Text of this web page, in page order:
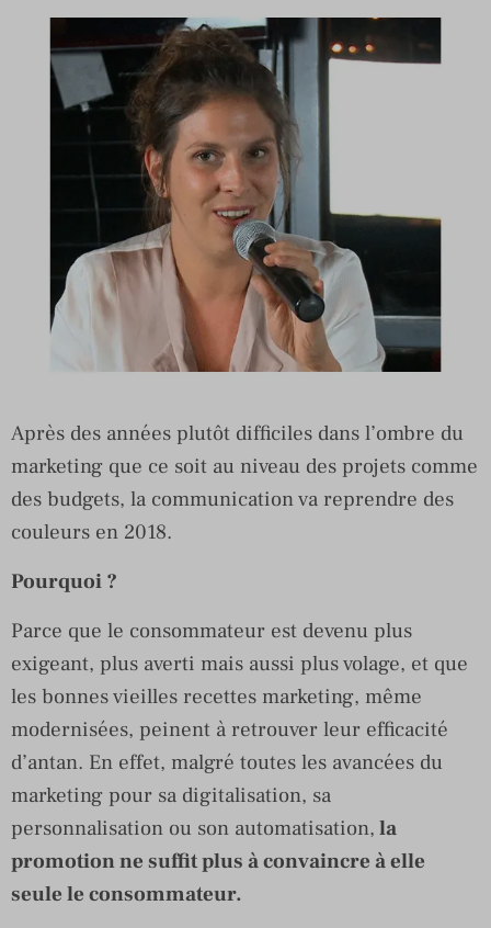
Après des années plutôt difficiles dans l’ombre du
marketing que ce soit au niveau des projets comme
des budgets, la communication va reprendre des
couleurs en 2018.
Pourquoi ?
Parce que le consommateur est devenu plus
exigeant, plus averti mais aussi plus volage, et que
les bonnes vieilles recettes marketing, même
modernisées, peinent à retrouver leur efficacité
d’antan. En effet, malgré toutes les avancées du
marketing pour sa digitalisation, sa
personnalisation ou son automatisation, la
promotion ne suffit plus à convaincre à elle
seule le consommateur.